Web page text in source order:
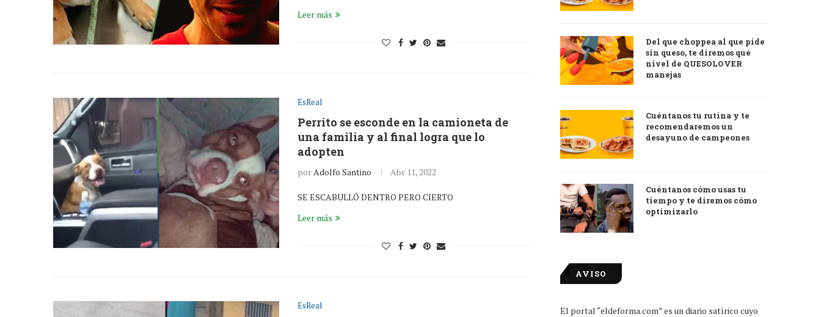
Leer más
EsReal
Perrito se esconde en la camioneta de
una familia y al final logra que lo
adopten
por Adolfo Santino Abr 11, 2022
SE ESCABULLÓ DENTRO PERO CIERTO
Leer más
EsReal
Del que choppea al que pide
sin queso, te diremos qué
nivel de QUESOLOVER
manejas
Cuéntanos tu rutina y te
recomendaremos un
desayuno de campeones
Cuéntanos cómo usas tu
tiempo y te diremos cómo
optimizarlo
AVISO
El portal “eldeforma.com” es un diario satírico cuyo